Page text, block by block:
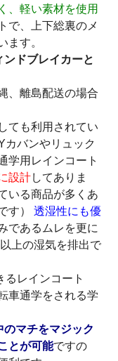
、軽い素材を使用
で、上下総裏のメ
ます。
ンドブレイカーと
、離島配送の場合
ても利用されてい
カバンやリュック
学用レインコート
設計してありま
いる商品が多くあ
す） 透湿性にも優
であるムレを更に
上の湿気を排出で
るレインコート
車通学をされる学
のマチをマジック
とが可能ですの